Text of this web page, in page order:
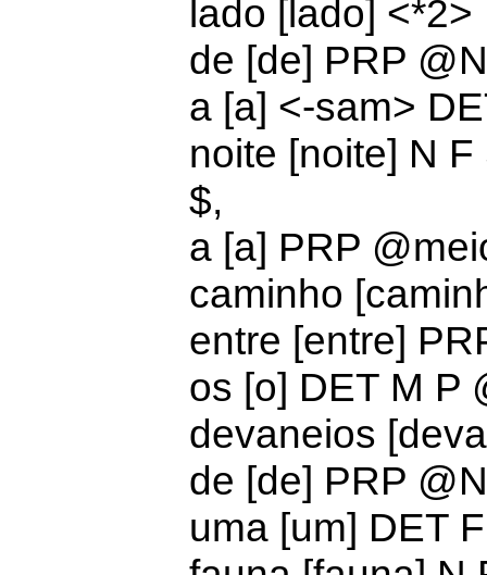
lado [lado]
de [de] PRP
a [a] <-sam>
noite [noite] N F
$,
a [a] PRP @
caminho
entre [entre]
os [o] DET M P
devaneios
de [de] PRP
uma [um] DET